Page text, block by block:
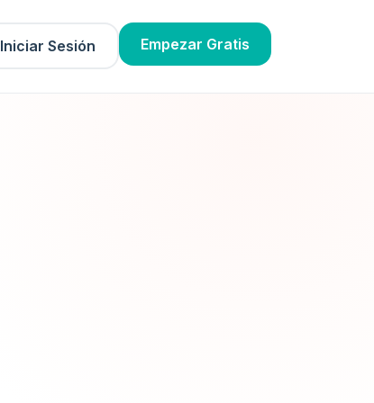
Iniciar Sesión Empezar Gratis